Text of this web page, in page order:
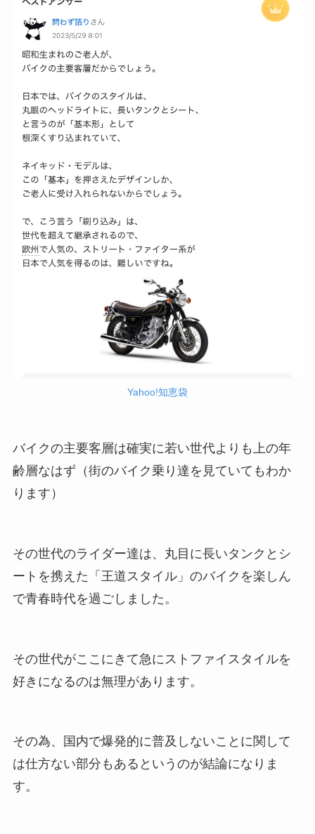
Yahoo!知恵袋
バイクの主要客層は確実に若い世代よりも上の年
齢層なはず（街のバイク乗り達を見ていてもわか
ります）
その世代のライダー達は、丸目に長いタンクとシ
ートを携えた「王道スタイル」のバイクを楽しん
で青春時代を過ごしました。
その世代がここにきて急にストファイスタイルを
好きになるのは無理があります。
その為、国内で爆発的に普及しないことに関して
は仕方ない部分もあるというのが結論になりま
す。